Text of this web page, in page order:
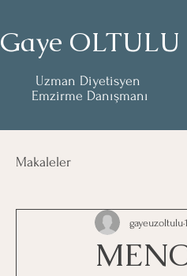
Gaye OLTULU
Uzman Diyetisyen
Emzirme Danışmanı
Makaleler
gayeuzoltulu